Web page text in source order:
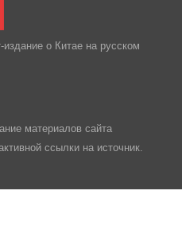
о Китае на русском
материалов сайта
ссылки на источник.